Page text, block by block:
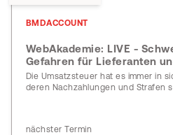
BMDACCOUNT
WebAkademie: LIVE -
Gefahren für Lieferanten
Die Umsatzsteuer hat es immer in
deren Nachzahlungen und Strafen
nächster Termin